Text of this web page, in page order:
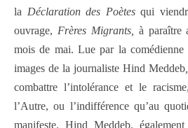
la Déclaration des Poètes qui
ouvrage, Frères Migrants, à paraître
mois de mai. Lue par la comédienne
images de la journaliste Hind Meddeb,
combattre l’intolérance et le
l’Autre, ou l’indifférence qu’au
manifeste. Hind Meddeb,